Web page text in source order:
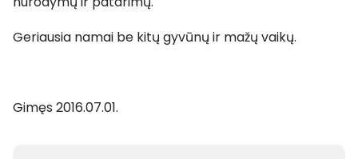
Geriausia namai be kitų gyvūnų ir mažų vaikų.
Gimęs 2016.07.01.